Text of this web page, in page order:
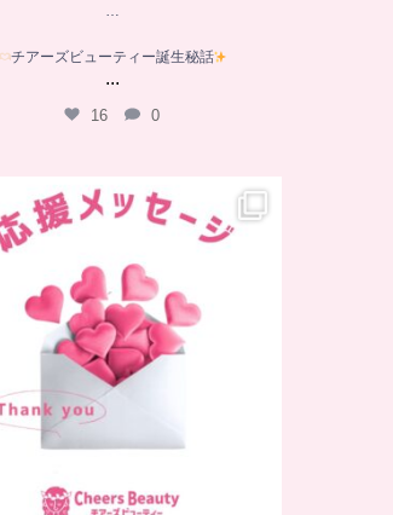
…
チアーズビューティー誕生秘話
...
16 0
…
応援メッセージをいただきました
10